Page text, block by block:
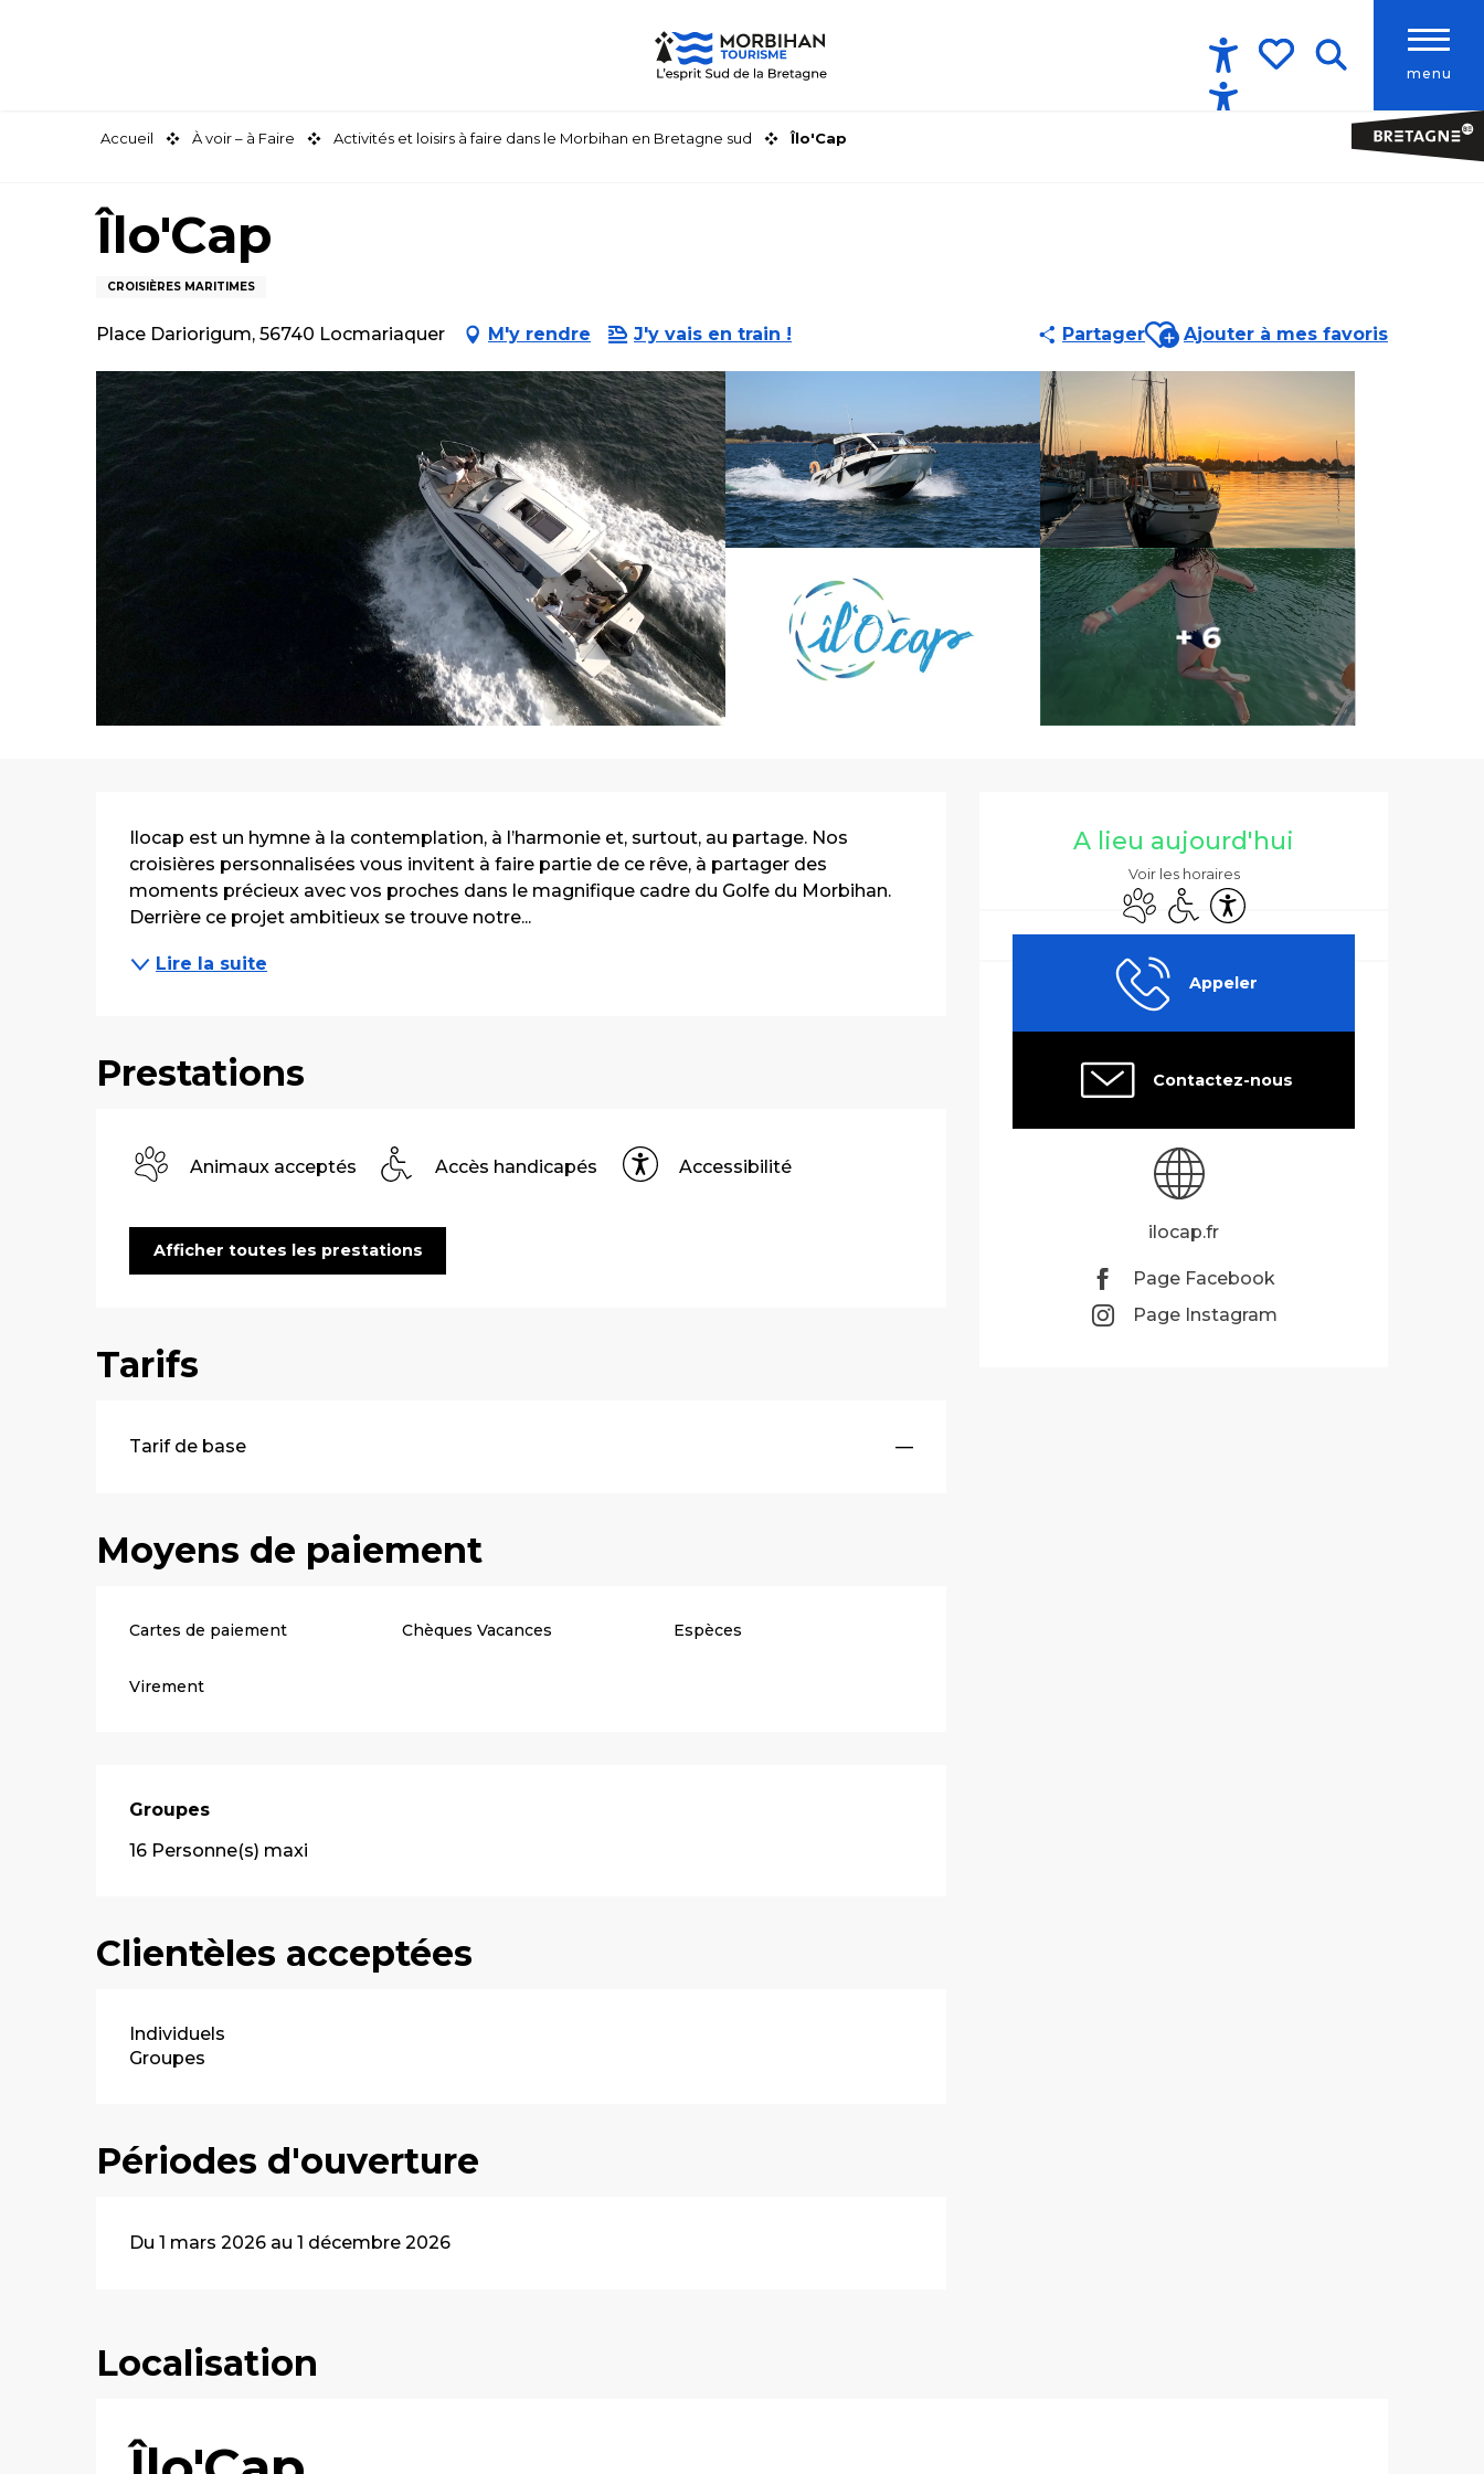
menu
Accessibilité
Accueil À voir – à Faire Activités et loisirs à faire dans le Morbihan en Bretagne sud Îlo'Cap
Îlo'Cap
CROISIÈRES MARITIMES
Place Dariorigum, 56740 Locmariaquer M'y rendre J'y vais en train ! PartagerAjouter aux favoris
Ajouter à mes favoris
+ 6
Ouverture et
A lieu aujourd'hui
Voir les horaires
Animaux acceptés
Accès handicapés
Accessibilité
Appeler
Contactez-nous
ilocap.fr
Page Facebook
Page Instagram
Description
Ilocap est un hymne à la contemplation, à l’harmonie et, surtout, au partage. Nos
croisières personnalisées vous invitent à faire partie de ce rêve, à partager des
moments précieux avec vos proches dans le magnifique cadre du Golfe du Morbihan.
Derrière ce projet ambitieux se trouve notre...
Lire la suite
Prestations
Animaux acceptés Accès handicapés Accessibilité
Afficher toutes les prestations
Tarifs
Tarifs 2026
Tarif de base —
Moyens de paiement
Cartes de paiement Chèques Vacances Espèces
Virement
Groupes
Groupes
16 Personne(s) maxi
Clientèles acceptées
Individuels
Groupes
Périodes d'ouverture
Du 1 mars 2026 au 1 décembre 2026
Localisation